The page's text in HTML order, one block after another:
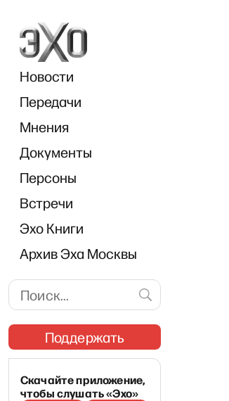
Новости
Передачи
Мнения
Документы
Персоны
Встречи
Эхо Книги
Архив Эха Москвы
Поддержать
Скачайте приложение,
чтобы слушать «Эхо»